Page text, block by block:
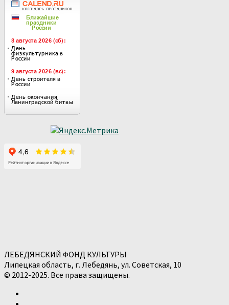
ЛЕБЕДЯНСКИЙ ФОНД КУЛЬТУРЫ
Липецкая область, г. Лебедянь, ул. Советская, 10
© 2012-2025. Все права защищены.